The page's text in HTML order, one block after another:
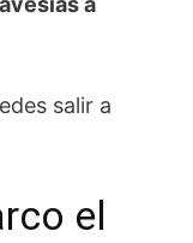
salir a
el